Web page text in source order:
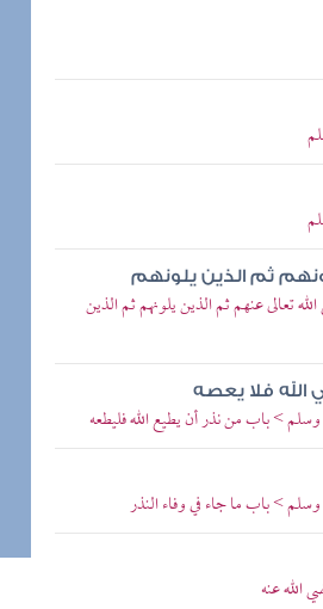
ثم الذين يلونهم
عنهم ثم الذين يلونهم ثم الذين
الله فلا يعصه
> باب من نذر أن يطيع الله فليطعه
> باب ما جاء في وفاء النذر
الله عنه